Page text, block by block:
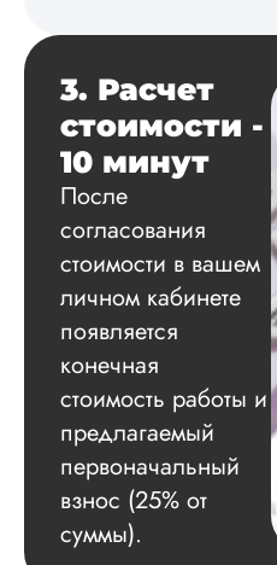
3. Расчет
стоимости -
10 минут
После
согласования
стоимости в вашем
личном кабинете
появляется
конечная
стоимость работы и
предлагаемый
первоначальный
взнос (25% от
суммы).